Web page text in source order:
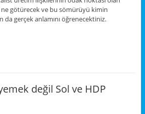
götürecek ve bu sömürüyü kimin
da gerçek anlamını öğrenecektiniz.
değil Sol ve HDP